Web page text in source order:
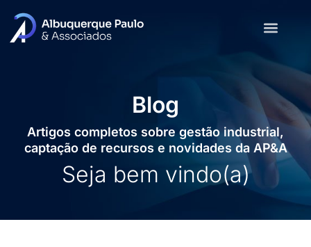
Blog
Artigos completos sobre gestão industrial,
captação de recursos e novidades da AP&A
Seja bem vindo(a)